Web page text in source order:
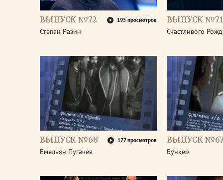
ВЫПУСК №72 195 просмотров
Степан Разин
ВЫПУСК №71
Счастливого
ВЫПУСК №68 177 просмотров
Емельян Пугачев
ВЫПУСК
Бункер